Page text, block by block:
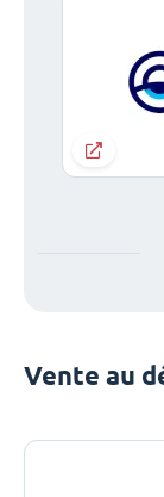
Vente au